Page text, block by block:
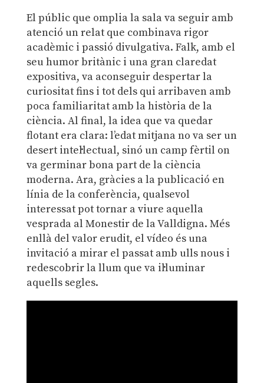
El públic que omplia la sala va seguir amb
atenció un relat que combinava rigor
acadèmic i passió divulgativa. Falk, amb el
seu humor britànic i una gran claredat
expositiva, va aconseguir despertar la
curiositat fins i tot dels qui arribaven amb
poca familiaritat amb la història de la
ciència. Al final, la idea que va quedar
flotant era clara: l’edat mitjana no va ser un
desert intel·lectual, sinó un camp fèrtil on
va germinar bona part de la ciència
moderna. Ara, gràcies a la publicació en
línia de la conferència, qualsevol
interessat pot tornar a viure aquella
vesprada al Monestir de la Valldigna. Més
enllà del valor erudit, el vídeo és una
invitació a mirar el passat amb ulls nous i
redescobrir la llum que va il·luminar
aquells segles.